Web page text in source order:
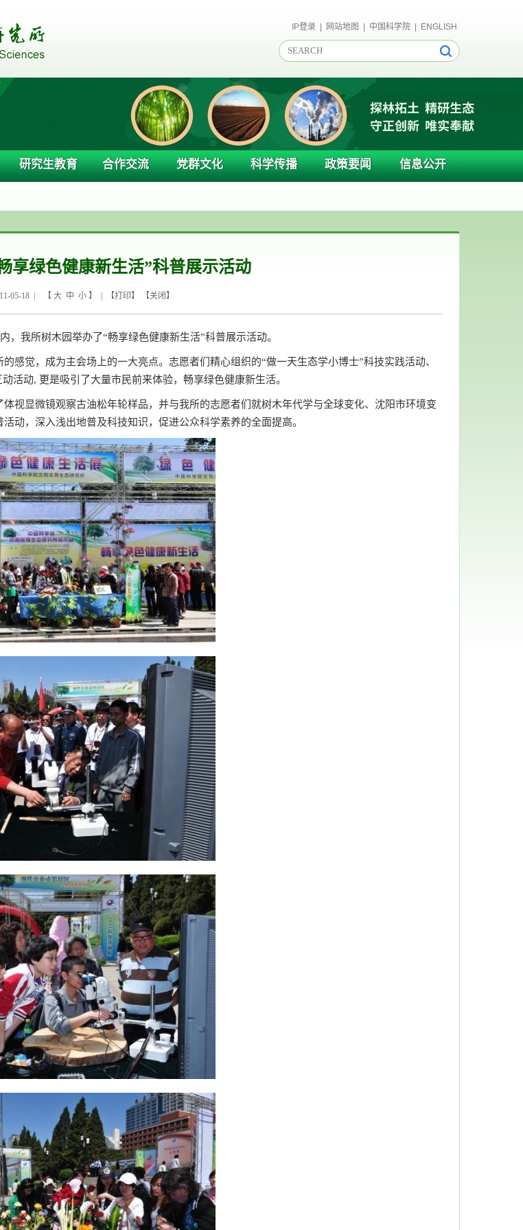
IP登录| 网站地图 中国科学院| ENGLISH
研究生教育 合作交流 党群文化 科学传播 政策要闻 信息公开
享绿色健康新生活”科普展示活动
05-18 | 【 大 中 小】 | 【打印】 【关闭 】
我所树木园举办了“畅享绿色健康新生活”科普展示活动。
感觉，成为主会场上的一大亮点。志愿者们精心组织的“做一天生态学小博士”科技实践活动、
活动, 更是吸引了大量市民前来体验，畅享绿色健康新生活。
视显微镜观察古油松年轮样品，并与我所的志愿者们就树木年代学与全球变化、沈阳市环境变
动，深入浅出地普及科技知识，促进公众科学素养的全面提高。